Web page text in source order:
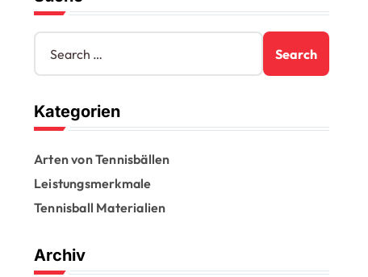
S
a
c
h
o
r
:
Kategorien
Arten von Tennisbällen
Leistungsmerkmale
Tennisball Materialien
Archiv